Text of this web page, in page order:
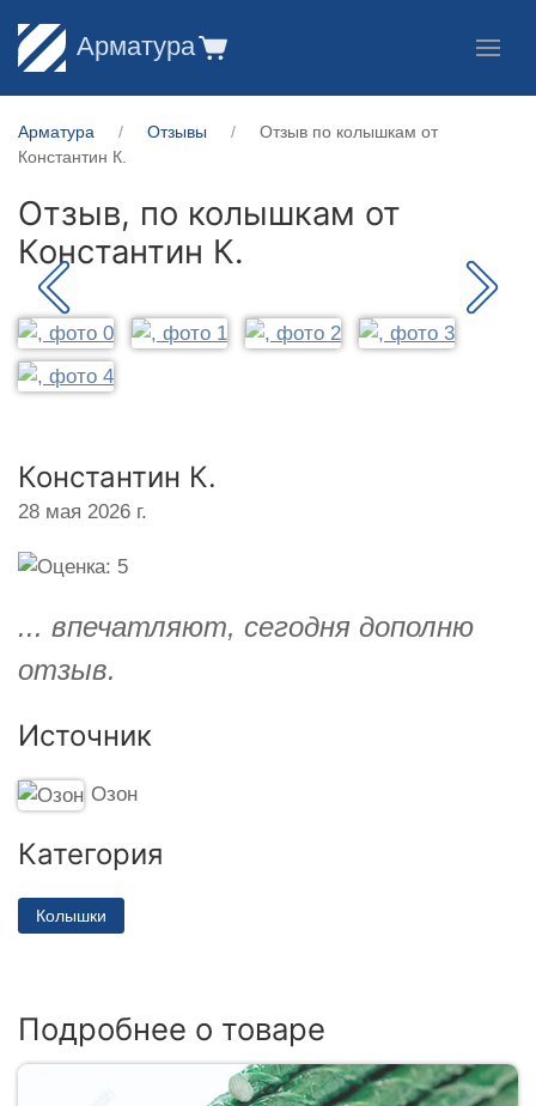
Арматура
Арматура Отзывы
Отзыв по колышкам от
Константин К.
Отзыв, по колышкам от
Константин К.
Константин К.
28 мая 2026 г.
... впечатляют, сегодня дополню
отзыв.
Источник
Озон
Категория
Колышки
Подробнее о товаре